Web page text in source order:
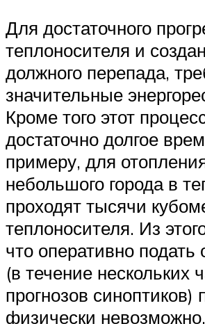
Для достаточного
теплоносителя и
должного перепада,
значительные
Кроме того этот
достаточно долгое
примеру, для
небольшого города в
проходят тысячи
теплоносителя. Из
что оперативно подать
(в течение нескольких
прогнозов синоптиков)
физически невозможно.